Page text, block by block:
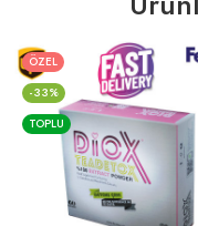
ÖZEL
-33%
TOPLU